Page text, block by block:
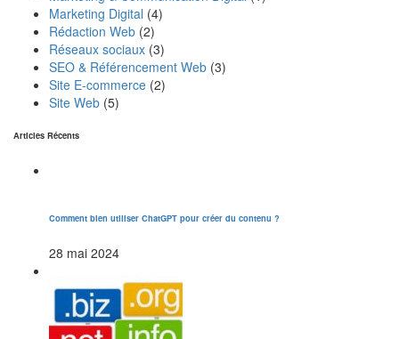
Marketing Digital (4)
Rédaction Web (2)
Réseaux sociaux (3)
SEO & Référencement Web (3)
Site E-commerce (2)
Site Web (5)
Articles Récents
Comment bien utiliser ChatGPT pour créer du contenu ?
28 mai 2024